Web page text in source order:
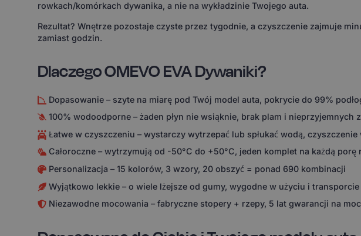
rowkach/komórkach dywanika, a nie na wykładzinie Twojego auta.
Rezultat? Wnętrze pozostaje czyste przez tygodnie, a czyszczenie zajmuje
zamiast godzin.
Dlaczego OMEVO EVA Dywaniki?
Dopasowanie – szyte na miarę pod Twój model auta, pokrycie do 99%
100% wodoodporne – żaden płyn nie wsiąknie, brak plam i nieprzyjemnych
Łatwe w czyszczeniu – wystarczy wytrzepać lub spłukać wodą,
Całoroczne – wytrzymują od -50°C do +50°C, jeden komplet na każdą porę
Personalizacja – 15 kolorów, 3 wzory, 20 obszyć = ponad 690 kombinacji
Wyjątkowo lekkie – o wiele lżejsze od gumy, wygodne w użyciu i transporcie
Niezawodne mocowania – fabryczne stopery + rzepy, 5 lat gwarancji na